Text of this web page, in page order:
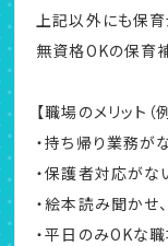
上記以外にも保
無資格OKの保育
【職場のメリット（例
・持ち帰り業務が
・保護者対応がな
・絵本読み聞かせ
・平日のみOKな